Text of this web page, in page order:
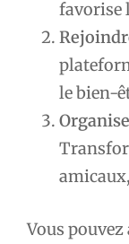
favorise
le bien-
Vous